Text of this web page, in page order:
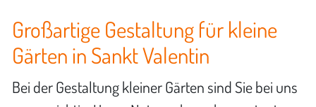
Großartige Gestaltung für kleine
Gärten in Sankt Valentin
Bei der Gestaltung kleiner Gärten sind Sie bei uns